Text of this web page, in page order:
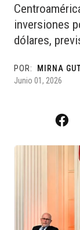
inversiones
dólares,
POR:
MIRNA
Junio 01, 2026